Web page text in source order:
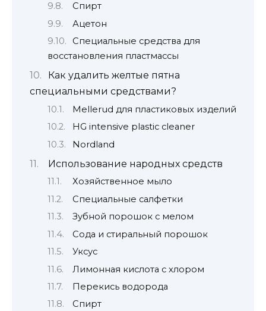
Спирт
Ацетон
Специальные средства для
восстановления пластмассы
Как удалить желтые пятна
специальными средствами?
Mellerud для пластиковых изделий
HG intensive plastic cleaner
Nordland
Использование народных средств
Хозяйственное мыло
Специальные салфетки
Зубной порошок с мелом
Сода и стиральный порошок
Уксус
Лимонная кислота с хлором
Перекись водорода
Спирт